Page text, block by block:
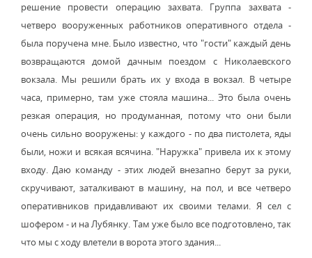
решение провести операцию захвата. Группа захвата -
четверо вооруженных работников оперативного отдела -
была поручена мне. Было известно, что "гости" каждый день
возвращаются домой дачным поездом с Николаевского
вокзала. Мы решили брать их у входа в вокзал. В четыре
часа, примерно, там уже стояла машина... Это была очень
резкая операция, но продуманная, потому что они были
очень сильно вооружены: у каждого - по два пистолета, яды
были, ножи и всякая всячина. "Наружка" привела их к этому
входу. Даю команду - этих людей внезапно берут за руки,
скручивают, заталкивают в машину, на пол, и все четверо
оперативников придавливают их своими телами. Я сел с
шофером - и на Лубянку. Там уже было все подготовлено, так
что мы с ходу влетели в ворота этого здания...